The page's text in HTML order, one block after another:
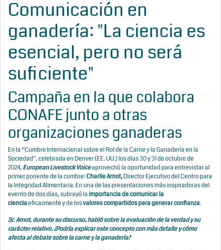
Comunicación en
ganadería: "La ciencia es
esencial, pero no será
suficiente"
Campaña en la que colabora
CONAFE junto a otras
organizaciones ganaderas
En la “Cumbre Internacional sobre el Rol de la Carne y la Ganadería en la
Sociedad”, celebrada en Denver (EE. UU.) los días30 y 31 de octubre de
2024,European Livestock Voiceaprovechó la oportunidad para entrevistar al
primer ponente de la cumbre:Charlie Arnot,Director Ejecutivo delCentro para
la Integridad Alimentaria.En una de las presentaciones más inspiradoras del
evento de dos días, subrayó la importancia de comunicar la
cienciaeficazmente y de losvalores compartidos para generar confianza.
Sr. Arnot, durante su discurso, habló sobre la evaluación de la verdad y su
carácter relativo. ¿Podría explicar este concepto con más detalle y cómo
afecta al debate sobre la carne y la ganadería?